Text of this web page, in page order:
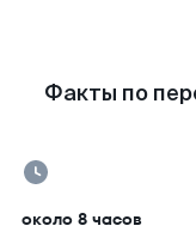
Факты по
около 8 часов